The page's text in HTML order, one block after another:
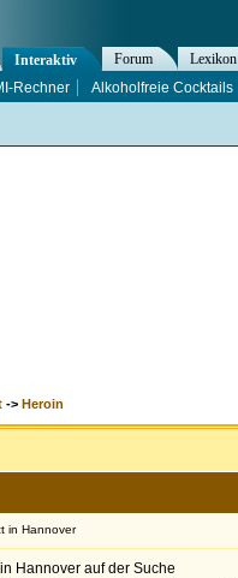
-> Heroin
in Hannover
Hannover auf der Suche
Interaktiv Forum Lexikon
Rechner Alkoholfreie Cocktails